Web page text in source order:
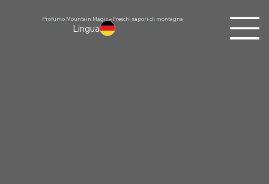
Lingua
Profumo Mountain Magic – Freschi sapori di montagna